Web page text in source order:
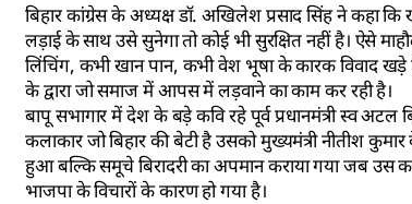
बिहार कांग्रेस के अध्यक्ष डॉ. अखिलेश प्रसाद सिंह ने कहा
लड़ाई के साथ उसे सुनेगा तो कोई भी सुरक्षित नहीं है। ऐसे
लिंचिंग, कभी खान पान, कभी वेश भूषा के कारक विवाद खड़े
के द्वारा जो समाज में आपस में लड़वाने का काम कर रही है।
बापू सभागार में देश के बड़े कवि रहे पूर्व प्रधानमंत्री स्व
कलाकार जो बिहार की बेटी है उसको मुख्यमंत्री नीतीश
हुआ बल्कि समूचे बिरादरी का अपमान कराया गया जब उस
भाजपा के विचारों के कारण हो गया है।